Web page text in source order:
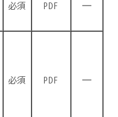
必須 PDF ―
必須 PDF ―